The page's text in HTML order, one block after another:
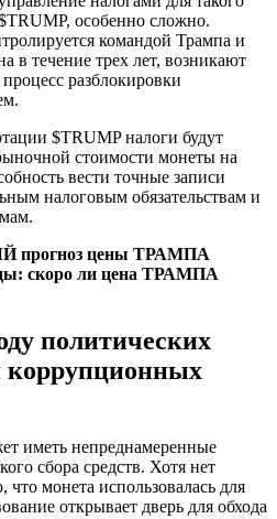
особенно сложно.
командой Трампа и
в течение трех лет, возникают
разблокировки
$TRUMP налоги будут
стоимости монеты на
вести точные записи
налоговым обязательствам и
цены ТРАМПА
скоро ли цена ТРАМПА
политических
коррупционных
иметь непреднамеренные
сбора средств. Хотя нет
что монета использовалась для
открывает дверь для обхода